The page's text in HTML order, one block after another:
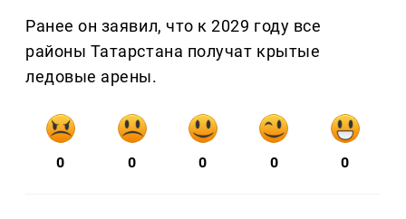
Ранее он заявил, что к 2029 году все
районы Татарстана получат крытые
ледовые арены.
0 0 0 0 0